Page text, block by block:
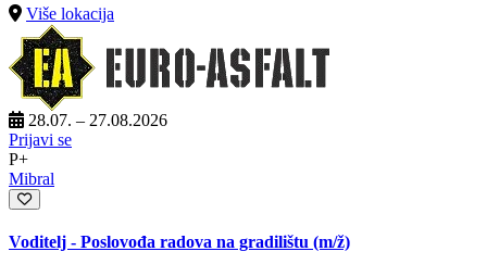
Više lokacija
28.07. – 27.08.2026
Prijavi se
P+
Mibral
Voditelj - Poslovođa radova na gradilištu (m/ž)